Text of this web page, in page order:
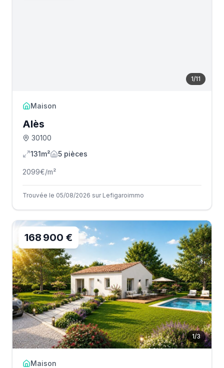
1/11
Maison
Alès
30100
131m²
5 pièces
2099€/m²
Trouvée le 05/08/2026 sur Lefigaroimmo
1/3
168 900 €
Maison